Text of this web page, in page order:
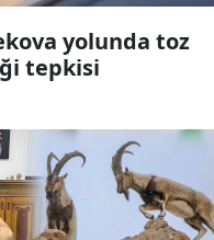
yolunda toz
tepkisi